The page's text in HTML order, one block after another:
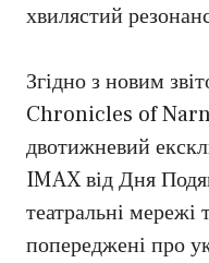
хвилястий
Згідно з новим
Chronicles of
двотижневий
IMAX від Дня
театральні мережі
попереджені про